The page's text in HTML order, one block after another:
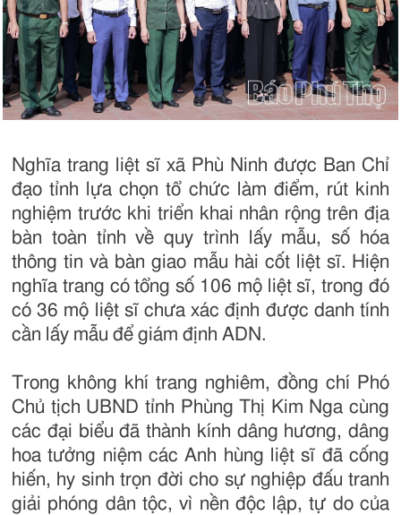
Nghĩa trang liệt sĩ xã Phù Ninh được Ban Chỉ
đạo tỉnh lựa chọn tổ chức làm điểm, rút kinh
nghiệm trước khi triển khai nhân rộng trên địa
bàn toàn tỉnh về quy trình lấy mẫu, số hóa
thông tin và bàn giao mẫu hài cốt liệt sĩ. Hiện
nghĩa trang có tổng số 106 mộ liệt sĩ, trong đó
có 36 mộ liệt sĩ chưa xác định được danh tính
cần lấy mẫu để giám định ADN.
Trong không khí trang nghiêm, đồng chí Phó
Chủ tịch UBND tỉnh Phùng Thị Kim Nga cùng
các đại biểu đã thành kính dâng hương, dâng
hoa tưởng niệm các Anh hùng liệt sĩ đã cống
hiến, hy sinh trọn đời cho sự nghiệp đấu tranh
giải phóng dân tộc, vì nền độc lập, tự do của